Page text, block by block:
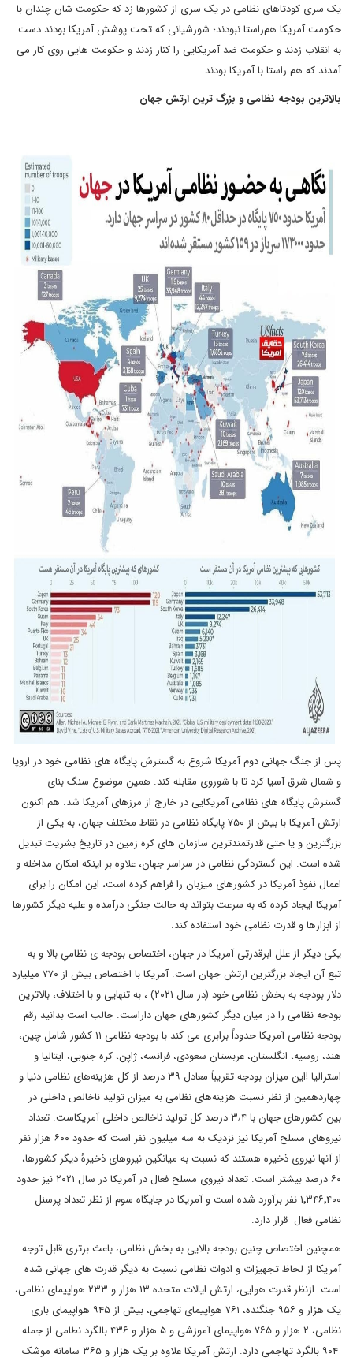
یک سری کودتاهای نظامی در یک سری از کشورها زد که حکومت شان چندان با
حکومت آمریکا هم‌راستا نبودند؛ شورشیانی که تحت پوشش آمریکا بودند دست
به انقلاب زدند و حکومت ضد آمریکایی را کنار زدند و حکومت هایی روی کار می
آمدند که هم راستا با آمریکا بودند .
بالاترین بودجه نظامی و بزرگ ترین ارتش جهان
پس از جنگ جهانی دوم آمریکا شروع به گسترش پایگاه های نظامی خود در اروپا
و شمال شرق آسیا کرد تا با شوروی مقابله کند. همین موضوع سنگ بنای
گسترش پایگاه های نظامی آمریکایی در خارج از مرزهای آمریکا شد. هم اکنون
ارتش آمریکا با بیش از ۷۵۰ پایگاه نظامی در نقاط مختلف جهان، به یکی از
بزرگترین و یا حتی قدرتمندترین سازمان های کره زمین در تاریخ بشریت تبدیل
شده است. این گستردگی نظامی در سراسر جهان، علاوه بر اینکه امکان مداخله و
اعمال نفوذ آمریکا در کشورهای میزبان را فراهم کرده است، این امکان را برای
آمریکا ایجاد کرده که به سرعت بتواند به حالت جنگی درآمده و علیه دیگر کشورها
از ابزارها و قدرت نظامی خود استفاده کند.
یکی دیگر از علل ابرقدرتِی آمریکا در جهان، اختصاص بودجه ی نظامیِ بالا و به
تبع آن ایجاد بزرگترین ارتش جهان است. آمریکا با اختصاص بیش از ۷۷۰ میلیارد
دلار بودجه به بخش نظامی خود (در سال ۲۰۲۱) ، به تنهایی و با اختلاف، بالاترین
بودجه نظامی را در میان دیگر کشورهای جهان داراست. جالب است بدانید رقم
بودجه نظامی آمریکا حدوداً برابری می کند با بودجه نظامی ۱۱ کشور شامل چین،
هند، روسیه، انگلستان، عربستان سعودی، فرانسه، ژاپن، کره جنوبی، ایتالیا و
استرالیا !این میزان بودجه تقریباً معادل ۳۹ درصد از کل هزینه‌های نظامی دنیا و
چهاردهمین از نظر نسبت هزینه‌های نظامی به میزان تولید ناخالص داخلی در
بین کشورهای جهان با ۳٫۴ درصد کل تولید ناخالص داخلی آمریکاست. تعداد
نیروهای مسلح آمریکا نیز نزدیک به سه میلیون نفر است که حدود ۶۰۰ هزار نفر
از آنها نیروی ذخیره هستند که نسبت به میانگین نیروهای ذخیرهٔ دیگر کشورها،
۶۰ درصد بیشتر است. تعداد نیروی مسلح فعال در آمریکا در سال ۲۰۲۱ نیز حدود
۱٬۳۴۶٬۴۰۰ نفر برآورد شده‌ است و آمریکا در جایگاه سوم از نظر تعداد پرسنل
نظامی فعال قرار دارد.
همچنین اختصاص چنین بودجه بالایی به بخش نظامی، باعث برتری قابل توجه
آمریکا از لحاظ تجهیزات و ادوات نظامی نسبت به دیگر قدرت های جهانی شده
است .ازنظر قدرت هوایی، ارتش ایالات متحده ۱۳ هزار و ۲۳۳ هواپیمای نظامی،
یک هزار و ۹۵۶ جنگنده، ۷۶۱ هواپیمای تهاجمی، بیش از ۹۴۵ هواپیمای باری
نظامی، ۲ هزار و ۷۶۵ هواپیمای آموزشی و ۵ هزار و ۴۳۶ بالگرد نطامی از جمله
۹۰۴ بالگرد تهاجمی دارد. ارتش آمریکا علاوه بر یک هزار و ۳۶۵ سامانه موشک